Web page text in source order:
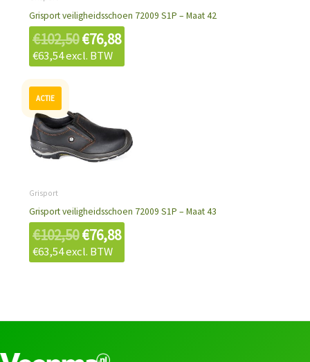
Grisport veiligheidsschoen 72009 S1P – Maat 42
€102,50€76,88
€63,54excl. BTW
Grisport
Grisport veiligheidsschoen 72009 S1P – Maat 43
€102,50
prijs
was:
€102,50.
€76,88
prijs
is:
€76,88.
€63,54excl. BTW